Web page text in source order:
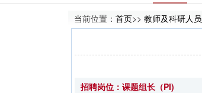
当前位置： 首页>> 教师及科研人员
招聘岗位：课题组长（PI)